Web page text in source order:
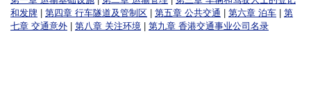
和发牌
第四章 行车隧道及管制区 第五章 公共交通 第六章 泊车
第
七章 交通意外
第八章 关注环境 第九章 香港交通事业公司名录